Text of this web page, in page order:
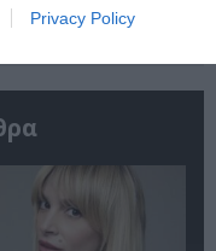
Privacy Policy